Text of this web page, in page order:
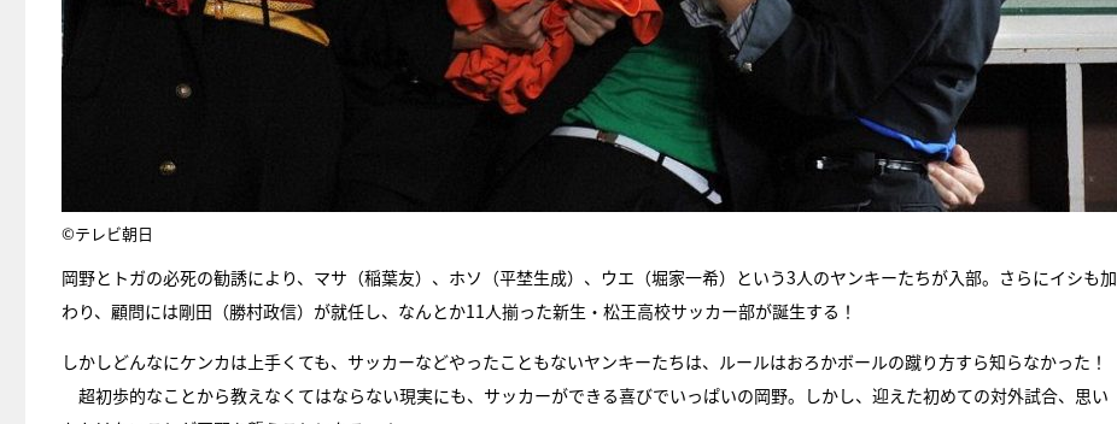
©テレビ朝日
岡野とトガの必死の勧誘により、マサ（稲葉友）、ホソ（平埜生成）、ウエ（堀家一希）という3人のヤンキーたちが入部。さらにイシも加
わり、顧問には剛田（勝村政信）が就任し、なんとか11人揃った新生・松王高校サッカー部が誕生する！
しかしどんなにケンカは上手くても、サッカーなどやったこともないヤンキーたちは、ルールはおろかボールの蹴り方すら知らなかった！
超初歩的なことから教えなくてはならない現実にも、サッカーができる喜びでいっぱいの岡野。しかし、迎えた初めての対外試合、思い